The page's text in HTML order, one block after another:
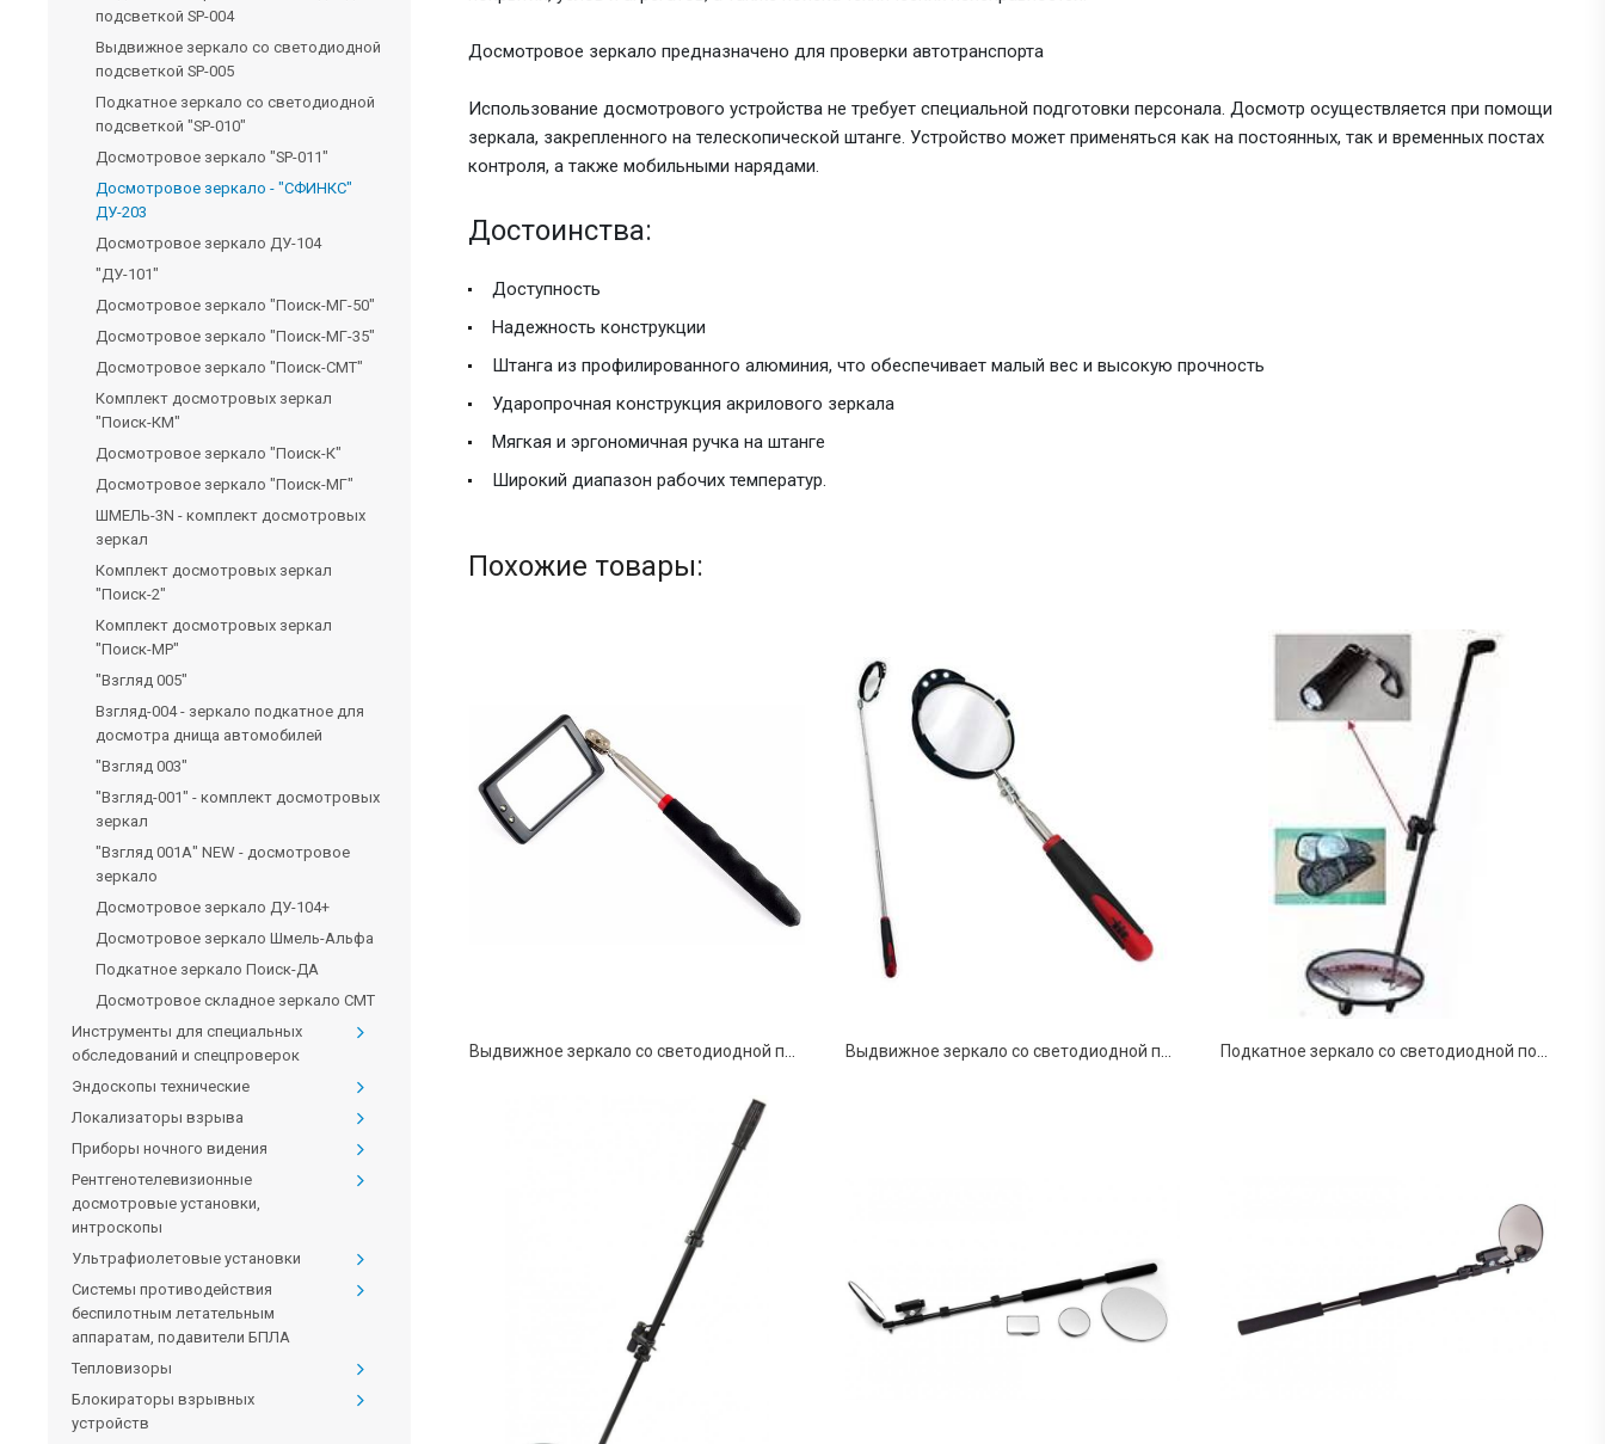
Досмотровое зеркало предназначено для проверки автотранспорта
Использование досмотрового устройства не требует специальной подготовки персонала. Досмотр осуществляется при помощи
зеркала, закрепленного на телескопической штанге. Устройство может применяться как на постоянных, так и временных постах
контроля, а также мобильными нарядами.
Достоинства:
Доступность
Надежность конструкции
Штанга из профилированного алюминия, что обеспечивает малый вес и высокую прочность
Ударопрочная конструкция акрилового зеркала
Мягкая и эргономичная ручка на штанге
Широкий диапазон рабочих температур.
Похожие товары:
подсветкой SP-004
Выдвижное зеркало со светодиодной
подсветкой SP-005
Подкатное зеркало со светодиодной
подсветкой "SP-010"
Досмотровое зеркало "SP-011"
Досмотровое зеркало - "СФИНКС"
ДУ-203
Досмотровое зеркало ДУ-104
"ДУ-101"
Досмотровое зеркало "Поиск-МГ-50"
Досмотровое зеркало "Поиск-МГ-35"
Досмотровое зеркало "Поиск-СМТ"
Комплект досмотровых зеркал
"Поиск-КМ"
Досмотровое зеркало "Поиск-К"
Досмотровое зеркало "Поиск-МГ"
ШМЕЛЬ-3N - комплект досмотровых
зеркал
Комплект досмотровых зеркал
"Поиск-2"
Комплект досмотровых зеркал
"Поиск-МР"
"Взгляд 005"
Взгляд-004 - зеркало подкатное для
досмотра днища автомобилей
"Взгляд 003"
"Взгляд-001" - комплект досмотровых
зеркал
"Взгляд 001А" NEW - досмотровое
зеркало
Досмотровое зеркало ДУ-104+
Досмотровое зеркало Шмель-Альфа
Подкатное зеркало Поиск-ДА
Досмотровое складное зеркало CMT
Инструменты для специальных
обследований и спецпроверок
Эндоскопы технические
Локализаторы взрыва
Приборы ночного видения
Рентгенотелевизионные
досмотровые установки,
интроскопы
Ультрафиолетовые установки
Системы противодействия
беспилотным летательным
аппаратам, подавители БПЛА
Тепловизоры
Блокираторы взрывных
устройств